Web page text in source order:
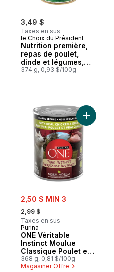
3,49 $
Taxes en sus
le Choix du Président
Nutrition première,
repas de poulet,
dinde et légumes,
nourriture de qualité
374 g, 0,93 $/100g
sale:
2,50 $ MIN 3
, formerly:
2,99 $
Taxes en sus
Purina
ONE Véritable
Instinct Moulue
Classique Poulet et
Canard, Nourriture
Humide pour Chiens
368 g, 0,81 $/100g
Magasiner Offre
Ajouter